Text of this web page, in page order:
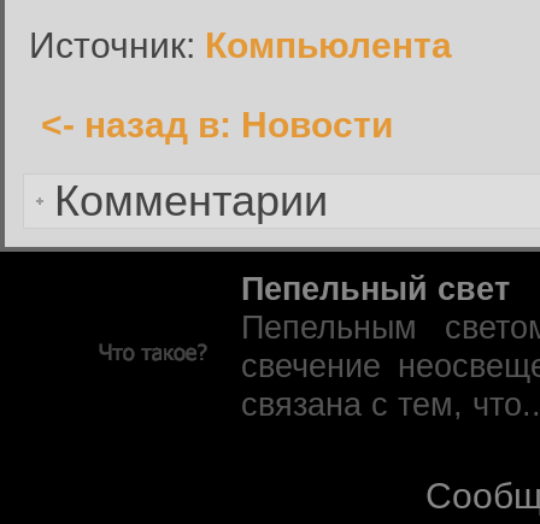
Источник: Компьюлента
<- назад в: Новости
Комментарии
Забыли пароль?
Пепельный свет
Пепельным
свечение
связана с тем,